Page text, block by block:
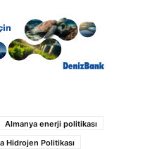
Almanya enerji politikası
Hidrojen Politikası